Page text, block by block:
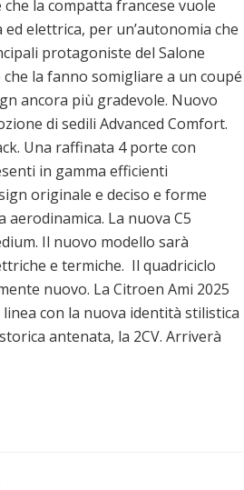
la compatta francese vuole
elettrica, per un’autonomia che
protagoniste del Salone
la fanno somigliare a un coupé
ancora più gradevole. Nuovo
di sedili Advanced Comfort.
Una raffinata 4 porte con
in gamma efficienti
originale e deciso e forme
aerodinamica. La nuova C5
Il nuovo modello sarà
e termiche. Il quadriciclo
nuovo. La Citroen Ami 2025
con la nuova identità stilistica
antenata, la 2CV. Arriverà